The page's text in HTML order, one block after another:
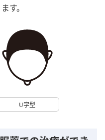
す。
U字型